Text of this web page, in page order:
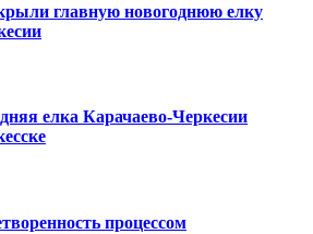
главную новогоднюю елку
елка Карачаево-Черкесии
процессом